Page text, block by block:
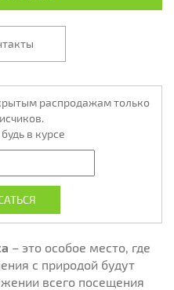
распродажам только
в курсе
– это особое место, где
с природой будут
всего посещения